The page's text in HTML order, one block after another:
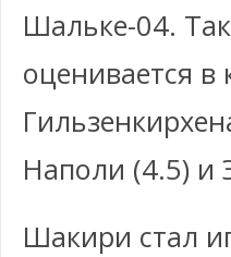
Шальке-04.
оценивается
Наполи (4.5) и
Шакири стал